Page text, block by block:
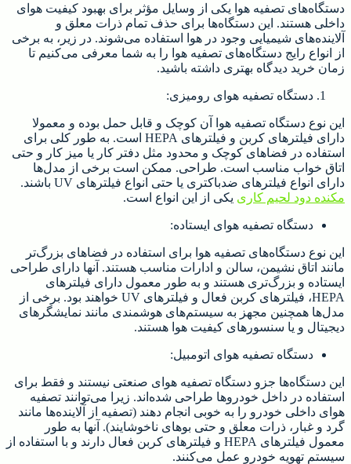
دستگاه‌های تصفیه هوا یکی از وسایل مؤثر برای بهبود کیفیت هوای
داخلی هستند. این دستگاه‌ها برای حذف تمام ذرات معلق و
آلاینده‌های شیمیایی وجود در هوا استفاده می‌شوند. در زیر، به برخی
از انواع رایج دستگاه‌های تصفیه هوا را به شما معرفی می‌کنیم تا
زمان خرید دیدگاه بهتری داشته باشید.
دستگاه تصفیه هوای رومیزی:
این نوع دستگاه تصفیه هوا آن کوچک و قابل حمل بوده و معمولا
دارای فیلترهای کربن و فیلترهای HEPA است. به طور کلی برای
استفاده در فضاهای کوچک و محدود مثل دفتر کار یا میز کار و حتی
اتاق خواب مناسب است. طراحی. ممکن است برخی از مدل‌ها
دارای انواع فیلترهای ضدباکتری یا حتی انواع فیلترهای UV باشند.
مکنده دود لحیم کاری یکی از این انواع است.
دستگاه تصفیه هوای ایستاده:
این نوع دستگاه‌های تصفیه هوا برای استفاده در فضاهای بزرگ‌تر
مانند اتاق نشیمن، سالن و ادارات مناسب هستند. آنها دارای طراحی
ایستاده و بزرگ‌تری هستند و به طور معمول دارای فیلترهای
HEPA، فیلترهای کربن فعال و فیلترهای UV خواهند بود. برخی از
مدل‌ها همچنین مجهز به سیستم‌های هوشمندی مانند نمایشگرهای
دیجیتال و یا سنسورهای کیفیت هوا هستند.
دستگاه تصفیه هوای اتومبیل:
این دستگاه‌ها جزو دستگاه تصفیه هوای صنعتی نیستند و فقط برای
استفاده در داخل خودروها طراحی شده‌اند. زیرا می‌توانند تصفیه
هوای داخلی خودرو را به خوبی انجام دهند (تصفیه از آلاینده‌ها مانند
گرد و غبار، ذرات معلق و حتی بوهای ناخوشایند). آنها به طور
معمول فیلترهای HEPA و فیلترهای کربن فعال دارند و با استفاده از
سیستم تهویه خودرو عمل می‌کنند.